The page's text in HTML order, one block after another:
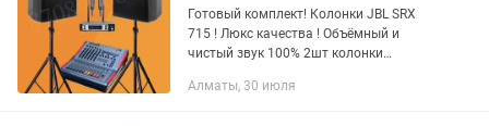
Готовый комплект! Колонки JBL SRX
715 ! Люкс качества ! Объёмный и
чистый звук 100% 2шт колонки
1шт активный пульт PEAVEY 700ватт
Алматы, 30 июля